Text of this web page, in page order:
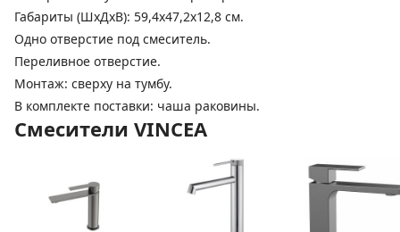
Габариты (ШхДхВ): 59,4x47,2x12,8 см.
Одно отверстие под смеситель.
Переливное отверстие.
Монтаж: сверху на тумбу.
В комплекте поставки: чаша раковины.
Смесители VINCEA